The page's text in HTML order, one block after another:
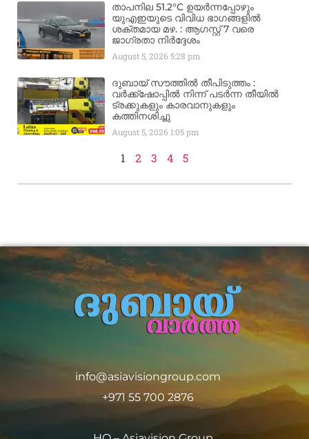
താപനില 51.2°C ഉയർന്നപ്പോഴും
യുഎഇയുടെ വിവിധ ഭാഗങ്ങളിൽ
ശക്തമായ മഴ. : ആഗസ്റ്റ് 7 വരെ
ജാഗ്രതാ നിർദ്ദേശം
August 5, 20265:28 pm
ദുബായ് സൗത്തിൽ തീപിടുത്തം :
വർക്ക്‌ഷോപ്പിൽ നിന്ന് പടർന്ന തീയിൽ
ട്രക്കുകളും കാരവാനുകളും
കത്തിനശിച്ചു
August 5, 2026 1:05 pm
1 2 3 4 5
info@asiavisiongroup.com
+971 55 700 2876